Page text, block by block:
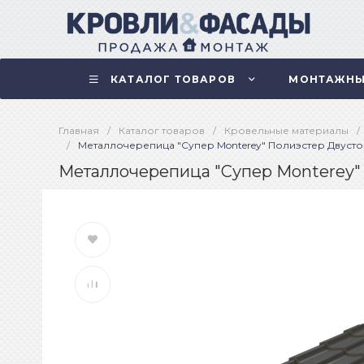
КАТАЛОГ ТОВАРОВ
Главная / Каталог товаров / Кровельные материалы /
/
Металлочерепица "Супер Monterey" Полиэстер
Металлочерепица "Супер